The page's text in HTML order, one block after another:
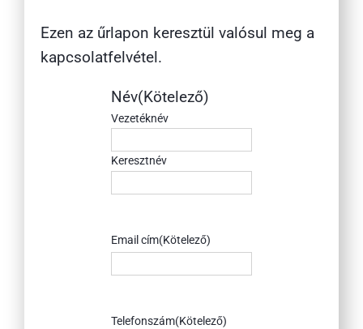
Ezen az űrlapon keresztül valósul meg a
kapcsolatfelvétel.
Név(Kötelező)
Vezetéknév
Keresztnév
Email cím(Kötelező)
Telefonszám(Kötelező)